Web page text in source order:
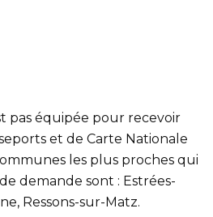
pas équipée pour recevoir
et de Carte Nationale
les plus proches qui
demande sont : Estrées-
Ressons-sur-Matz.